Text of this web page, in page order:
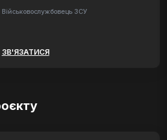
Військовослужбовець ЗСУ
ЗВ'ЯЗАТИСЯ